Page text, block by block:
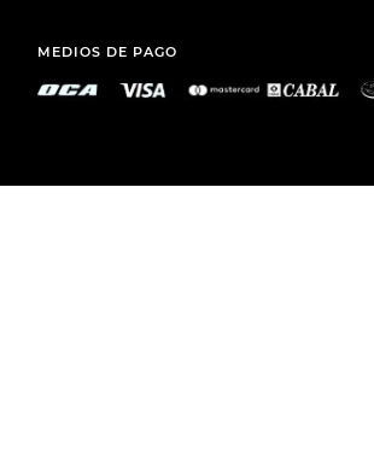
MEDIOS DE PAGO